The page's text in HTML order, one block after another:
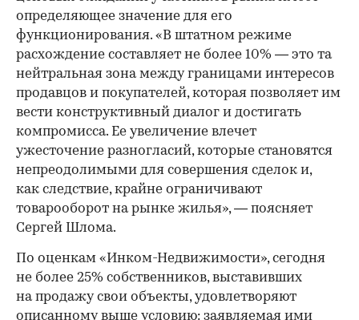
определяющее значение для его
функционирования. «В штатном режиме
расхождение составляет не более 10% — это та
нейтральная зона между границами интересов
продавцов и покупателей, которая позволяет им
вести конструктивный диалог и достигать
компромисса. Ее увеличение влечет
ужесточение разногласий, которые становятся
непреодолимыми для совершения сделок и,
как следствие, крайне ограничивают
товарооборот на рынке жилья», — поясняет
Сергей Шлома.
По оценкам «Инком-Недвижимости», сегодня
не более 25% собственников, выставивших
на продажу свои объекты, удовлетворяют
описанному выше условию: заявляемая ими